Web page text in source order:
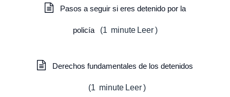
Pasos a seguir si eres detenido por la
policía (1 minute Leer )
Derechos fundamentales de los detenidos
(1 minute Leer )